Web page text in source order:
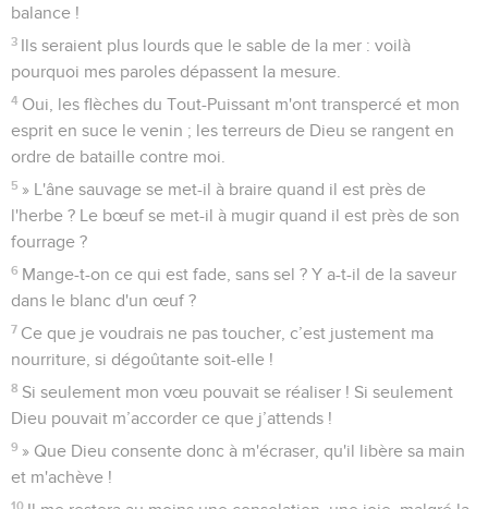
balance !
3 Ils seraient plus lourds que le sable de la mer : voilà
pourquoi mes paroles dépassent la mesure.
4 Oui, les flèches du Tout-Puissant m'ont transpercé et mon
esprit en suce le venin ; les terreurs de Dieu se rangent en
ordre de bataille contre moi.
5 » L'âne sauvage se met-il à braire quand il est près de
l'herbe ? Le bœuf se met-il à mugir quand il est près de son
fourrage ?
6 Mange-t-on ce qui est fade, sans sel ? Y a-t-il de la saveur
dans le blanc d'un œuf ?
7 Ce que je voudrais ne pas toucher, c’est justement ma
nourriture, si dégoûtante soit-elle !
8 Si seulement mon vœu pouvait se réaliser ! Si seulement
Dieu pouvait m’accorder ce que j’attends !
9 » Que Dieu consente donc à m'écraser, qu'il libère sa main
et m'achève !
10